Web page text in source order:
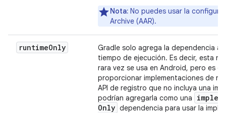
Nota: No puedes usar la
Archive (AAR).
runtimeOnly
Gradle solo agrega la dependencia
tiempo de ejecución. Es decir, esta
rara vez se usa en Android, pero es
proporcionar implementaciones de
API de registro que no incluya una
podrían agregarla como una
Only dependencia para usar la